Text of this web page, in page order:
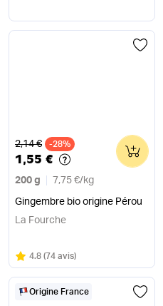
Ancien prix
2,14 € -28%
1,55 €
200 g 7,75 €/ kg
Gingembre bio origine Pérou
0
La Fourche
Note
4.8 sur 5
(74 avis)
Origine France